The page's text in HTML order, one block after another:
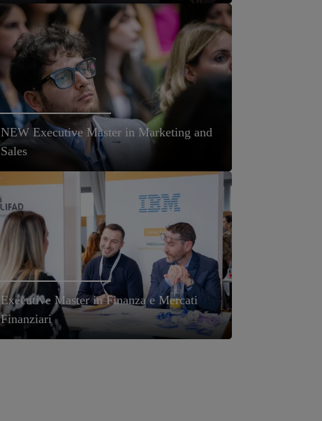
NEW Executive Master in Marketing and
Sales
Executive Master in Finanza e Mercati
Finanziari